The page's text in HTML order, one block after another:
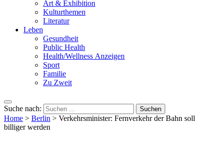
Art & Exhibition
Kulturthemen
Literatur
Leben
Gesundheit
Public Health
Health/Wellness Anzeigen
Sport
Familie
Zu Zweit
Suche nach:
Home > Berlin > Verkehrsminister: Fernverkehr der Bahn soll
billiger werden